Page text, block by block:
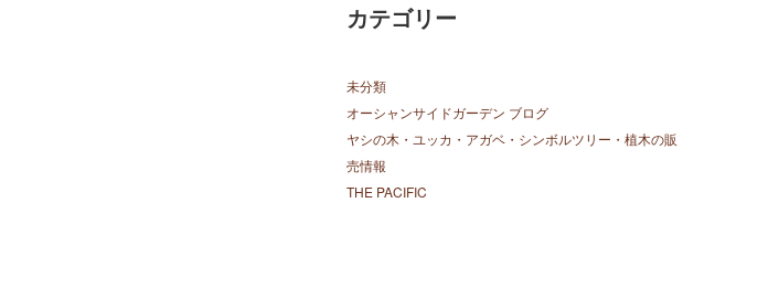
カテゴリー
未分類
オーシャンサイドガーデン ブログ
ヤシの木・ユッカ・アガベ・シンボルツリー・植木の販
売情報
THE PACIFIC